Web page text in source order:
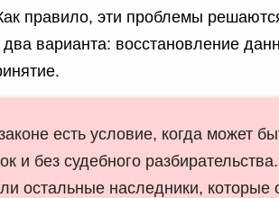
правило, эти проблемы
два варианта: восстановление
есть условие, когда может
и без судебного
остальные наследники, которые